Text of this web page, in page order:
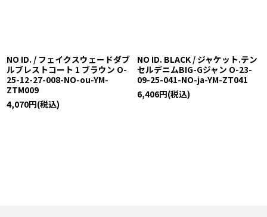
NO ID. / フェイクスウェードダブ
ルブレストコート 1 ブラウン O-
25-12-27-008-NO-ou-YM-
ZTM009
4,070円(税込)
NO ID. BLACK / ジャケット.テン
セルデニムBIG-Gジャン O-23-
09-25-041-NO-ja-YM-ZT041
6,406円(税込)